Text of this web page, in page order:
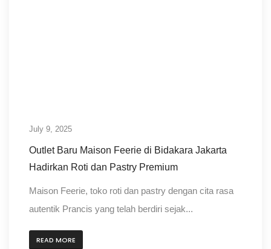
July 9, 2025
Outlet Baru Maison Feerie di Bidakara Jakarta
Hadirkan Roti dan Pastry Premium
Maison Feerie, toko roti dan pastry dengan cita rasa
autentik Prancis yang telah berdiri sejak...
READ MORE